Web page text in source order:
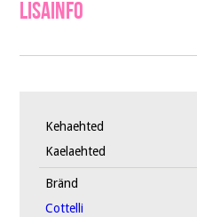
Lisainfo
Kehaehted
Kaelaehted
Bränd
Cottelli